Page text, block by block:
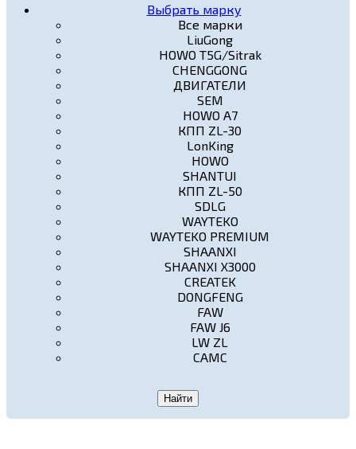
Выбрать марку
Все марки
LiuGong
HOWO T5G/Sitrak
CHENGGONG
ДВИГАТЕЛИ
SEM
HOWO A7
КПП ZL-30
LonKing
HOWO
SHANTUI
КПП ZL-50
SDLG
WAYTEKO
WAYTEKO PREMIUM
SHAANXI
SHAANXI X3000
CREATEK
DONGFENG
FAW
FAW J6
LW ZL
CAMC
Найти